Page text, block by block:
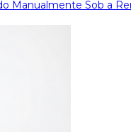
Manualmente Sob a